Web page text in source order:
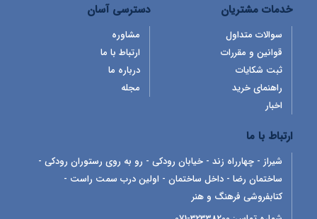
خدمات مشتریان
سوالات متداول
قوانین و مقررات
ثبت شکایات
راهنمای خرید
اخبار
دسترسی آسان
مشاوره
ارتباط با ما
درباره ما
مجله
ارتباط با ما
شیراز - چهارراه زند - خیابان رودکی - رو به روی رستوران رودکی -
ساختمان رضا - داخل ساختمان - اولین درب سمت راست -
کتابفروشی فرهنگ و هنر